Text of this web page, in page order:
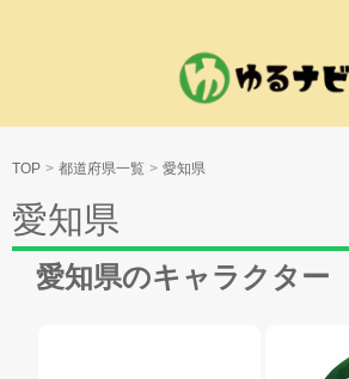
TOP 都道府県一覧 愛知県
愛知県
愛知県のキャラクター